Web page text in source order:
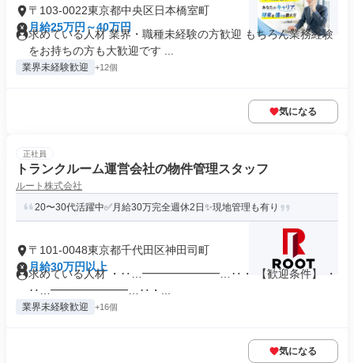
〒103-0022東京都中央区日本橋室町
月給25万円～40万円
求めている人材 業界・職種未経験の方歓迎 もちろん業務経験
をお持ちの方も大歓迎です ...
業界未経験歓迎 +12個
気になる
正社員
トランクルーム運営会社の物件管理スタッフ
ルート株式会社
20〜30代活躍中✅月給30万完全週休2日✨現地管理も有り
〒101-0048東京都千代田区神田司町
月給30万円以上
求めている人材 ・‥…━━━━━━━…‥・ 【歓迎条件】 ・
‥…━━━━━━━…‥・...
業界未経験歓迎 +16個
気になる